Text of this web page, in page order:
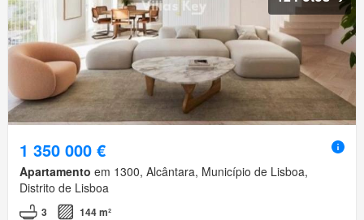
1 350 000 €
Apartamento em 1300, Alcântara, Município de Lisboa,
Distrito de Lisboa
3 144 m²